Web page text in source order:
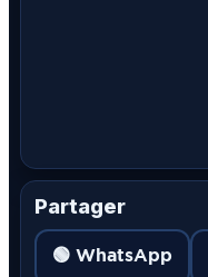
Partager
🟢 WhatsApp